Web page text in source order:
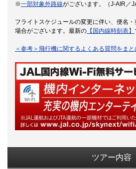
※一部対象外路線がございます。（J-AIR／
フライトスケジュールの変更に伴い、便名
場合がございます。最新の 【国内線時刻表】
＜参考＞飛行機に関するよくある質問をま
ツアー内容